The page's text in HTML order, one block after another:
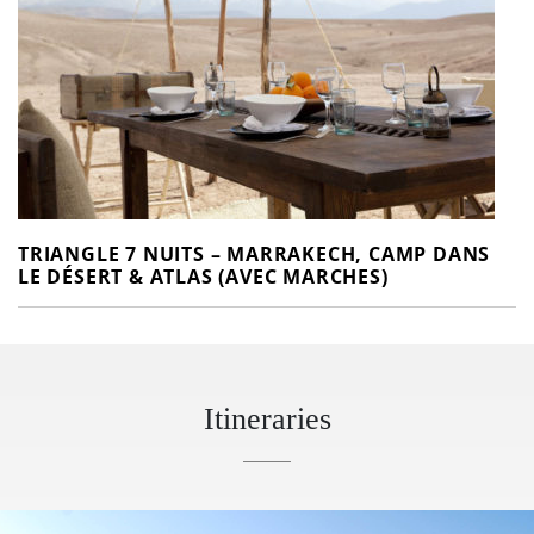
TRIANGLE 7 NUITS – MARRAKECH, CAMP DANS
LE DÉSERT & ATLAS (AVEC MARCHES)
Itineraries